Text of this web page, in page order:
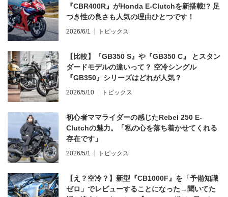
『CBR400R』がHonda E-Clutchを新搭載!? 足
つき性の良さも人気の理由ひとつです！
2026/6/1 トピックス
【比較】『GB350 S』や『GB350 C』 とスタン
ダードモデルの違いって？ 空冷シングル
『GB350』シリーズはどれが人気？
2026/5/10 トピックス
初心者ママライダーの感じたRebel 250 E-
Clutchの魅力。「私の心を落ち着かせてくれる
存在です」
2026/5/1 トピックス
【え？空冷？】新型『CB1000F』を「予備知識
ゼロ」でレビューすることになった→聞いてた